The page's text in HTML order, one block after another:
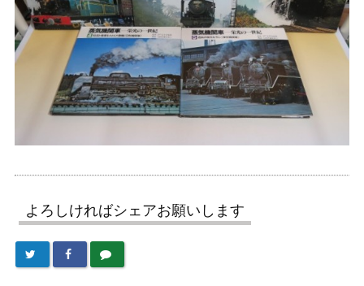
よろしければシェアお願いします